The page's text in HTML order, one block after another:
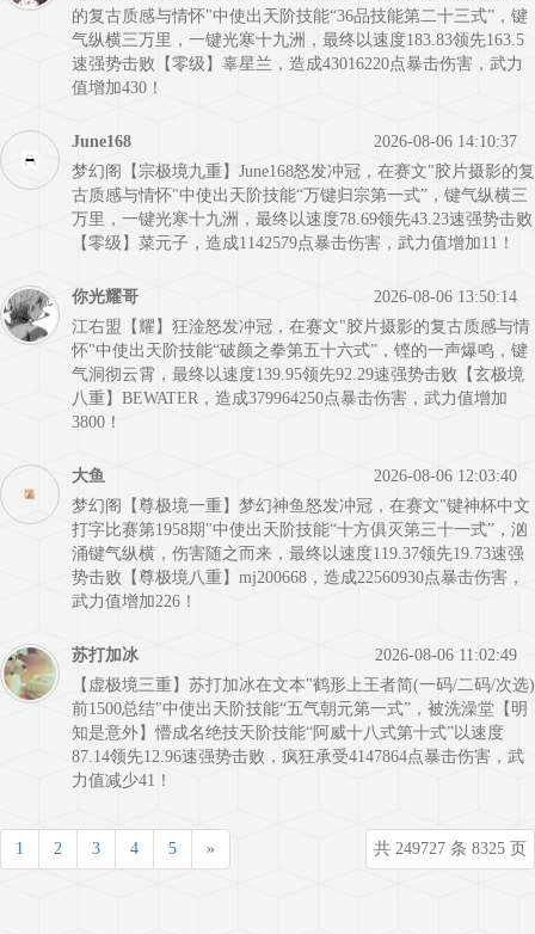
的复古质感与情怀"中使出天阶技能“36品技能第二十三式”，键
气纵横三万里，一键光寒十九洲，最终以速度183.83领先163.5
速强势击败【零级】辜星兰，造成43016220点暴击伤害，武力
值增加430！
June168
2026-08-06 14:10:37
梦幻阁【宗极境九重】June168怒发冲冠，在赛文"胶片摄影的复
古质感与情怀"中使出天阶技能“万键归宗第一式”，键气纵横三
万里，一键光寒十九洲，最终以速度78.69领先43.23速强势击败
【零级】菜元子，造成1142579点暴击伤害，武力值增加11！
你光耀哥
2026-08-06 13:50:14
江右盟【耀】狂淦怒发冲冠，在赛文"胶片摄影的复古质感与情
怀"中使出天阶技能“破颜之拳第五十六式”，铿的一声爆鸣，键
气洞彻云霄，最终以速度139.95领先92.29速强势击败【玄极境
八重】BEWATER，造成379964250点暴击伤害，武力值增加
3800！
大鱼
2026-08-06 12:03:40
梦幻阁【尊极境一重】梦幻神鱼怒发冲冠，在赛文"键神杯中文
打字比赛第1958期"中使出天阶技能“十方俱灭第三十一式”，汹
涌键气纵横，伤害随之而来，最终以速度119.37领先19.73速强
势击败【尊极境八重】mj200668，造成22560930点暴击伤害，
武力值增加226！
苏打加冰
2026-08-06 11:02:49
【虚极境三重】苏打加冰在文本"鹤形上王者简(一码/二码/次选)
前1500总结"中使出天阶技能“五气朝元第一式”，被洗澡堂【明
知是意外】懵成名绝技天阶技能“阿威十八式第十式”以速度
87.14领先12.96速强势击败，疯狂承受4147864点暴击伤害，武
力值减少41！
1 2 3 4 5 » 共 249727 条 8325 页